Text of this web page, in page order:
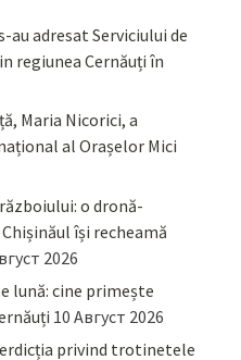
au adresat Serviciului de
regiunea Cernăuți în
Maria Nicorici, a
al Orașelor Mici
o dronă-
își recheamă
2026
lună: cine primește
10 Август 2026
privind trotinetele